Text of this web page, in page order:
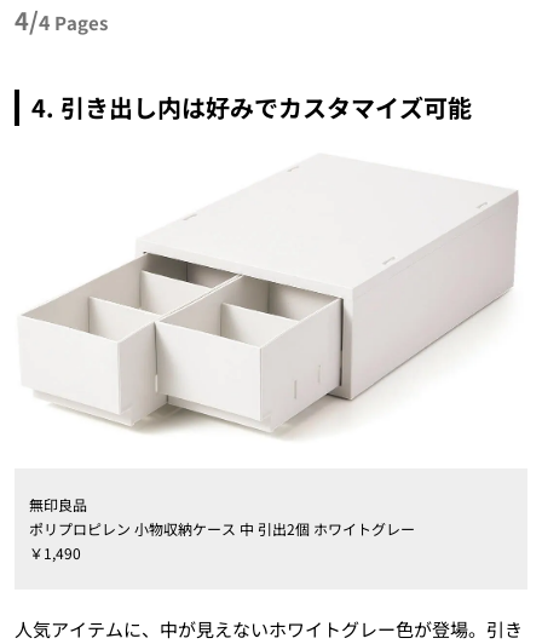
4/4 Pages
4. 引き出し内は好みでカスタマイズ可能
無印良品
ポリプロピレン 小物収納ケース 中 引出2個 ホワイトグレー
￥1,490
人気アイテムに、中が見えないホワイトグレー色が登場。引き